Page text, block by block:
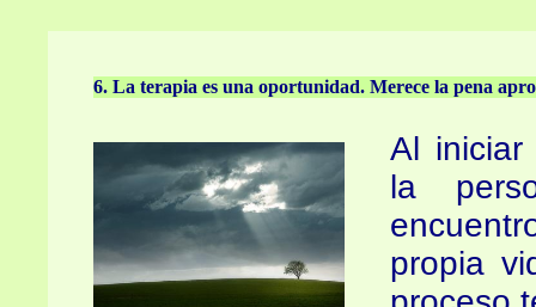
6. La terapia es una oportunidad. Merece la pena
Al iniciar
la
propia